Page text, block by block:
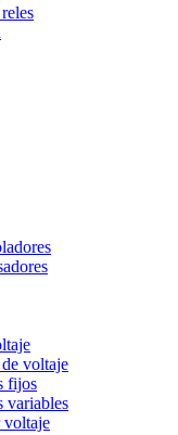
voltaje
fijos
variables
voltaje